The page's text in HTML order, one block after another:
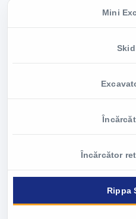
Mini
Încărcător
Rippa